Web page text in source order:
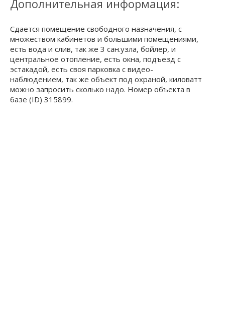
Дополнительная информация:
Сдается помещение свободного назначения, с
множеством кабинетов и большими помещениями,
есть вода и слив, так же 3 сан.узла, бойлер, и
центральное отопление, есть окна, подъезд с
эстакадой, есть своя парковка с видео-
наблюдением, так же объект под охраной, киловатт
можно запросить сколько надо. Номер объекта в
базе (ID) 315899.